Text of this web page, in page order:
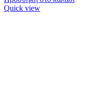
Quick view